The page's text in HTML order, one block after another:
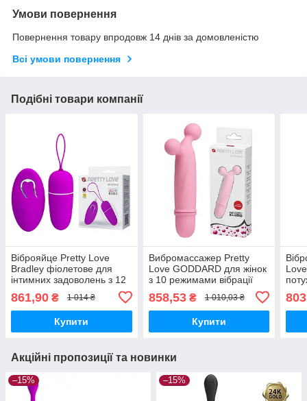
Умови повернення
Повернення товару впродовж 14 днів за домовленістю
Всі умови повернення
Подібні товари компанії
Віброяйце Pretty Love
Bradley фіолетове для
інтимних задоволень з 12
861,90 ₴ 1 014 ₴
Купити
Вибромассажер Pretty
Love GODDARD для жінок
з 10 режимами вібрації
для інтимної стимуляції з
силікону
858,53₴ 1 010,03 ₴
Купити
пар
Акційні пропозиції та новинки
–15% –15%